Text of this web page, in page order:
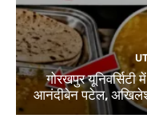
गोरखपुर
आनंदीबेन पटेल, अखिलेश